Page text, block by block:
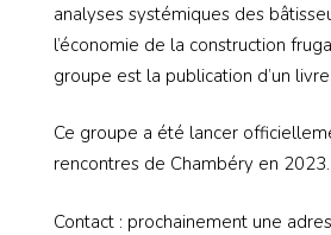
analyses systémiques des
l’économie de la construction
groupe est la publication d’un livre.
Ce groupe a été lancer
rencontres de Chambéry en 2023.
Contact : prochainement une